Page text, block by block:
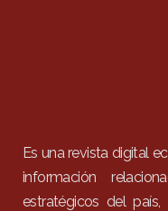
Es una revista digital
información
estratégicos del